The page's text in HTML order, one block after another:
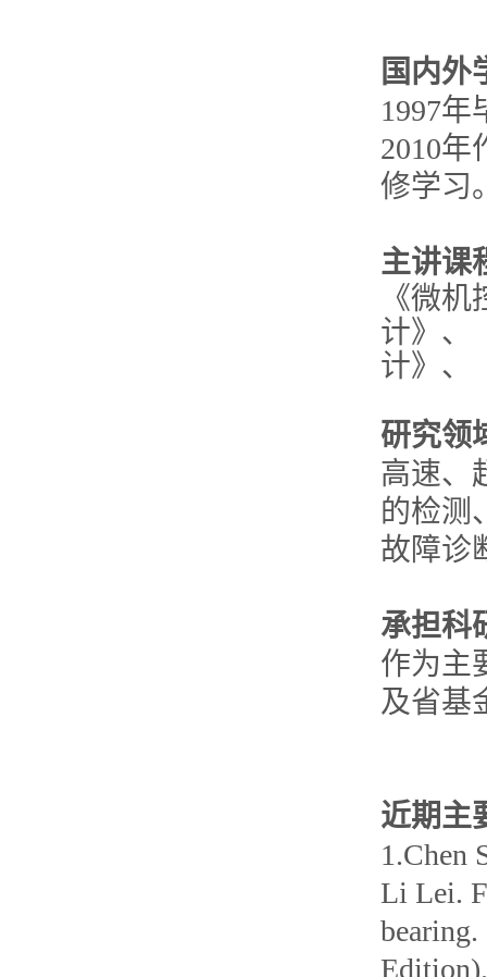
国内外
1997
2010年
修学习
主讲课
《微
计》、
计》、
研究领
高速、
的检测
故障诊
承担科
作为主
及省基
近期主
1.Chen
Li Lei.